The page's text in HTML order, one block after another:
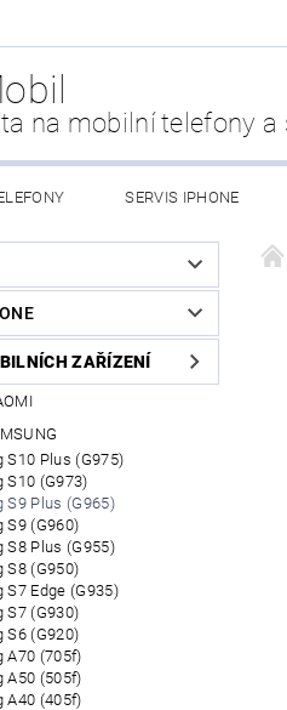
na mobilní telefony a
SERVIS IPHONE
POWER BANK
ZAŘÍZENÍ
S10 Plus (G975)
S10 (G973)
S9 Plus (G965)
S9 (G960)
S8 Plus (G955)
S8 (G950)
S7 Edge (G935)
S7 (G930)
S6 (G920)
A70 (705f)
A50 (505f)
A40 (405f)